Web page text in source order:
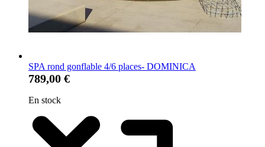
SPA rond gonflable 4/6 places- DOMINICA
789,00 €
En stock